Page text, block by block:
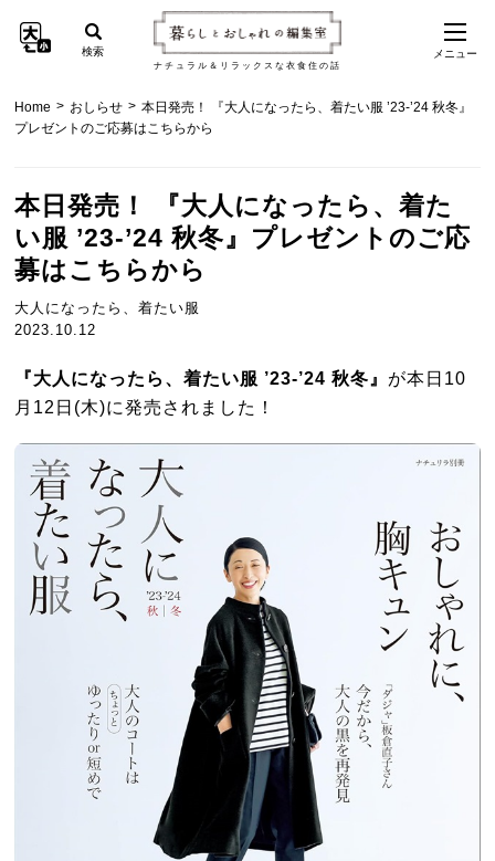
ナチュラル＆リラックスな衣食住の話
検索 メニュー
Home > おしらせ > 本日発売！ 『大人になったら、着たい服 ’23-’24 秋冬』
プレゼントのご応募はこちらから
本日発売！ 『大人になったら、着た
い服 ’23-’24 秋冬』プレゼントのご応
募はこちらから
大人になったら、着たい服
2023.10.12
『大人になったら、着たい服 ’23-’24 秋冬』 が本日10
月12日(木)に発売されました！